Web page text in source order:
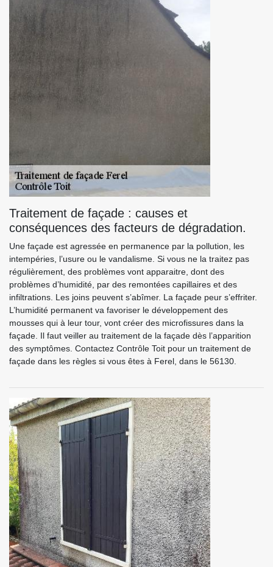
Traitement de façade : causes et
conséquences des facteurs de dégradation.
Une façade est agressée en permanence par la pollution, les
intempéries, l’usure ou le vandalisme. Si vous ne la traitez pas
régulièrement, des problèmes vont apparaitre, dont des
problèmes d’humidité, par des remontées capillaires et des
infiltrations. Les joins peuvent s’abîmer. La façade peur s’effriter.
L’humidité permanent va favoriser le développement des
mousses qui à leur tour, vont créer des microfissures dans la
façade. Il faut veiller au traitement de la façade dès l’apparition
des symptômes. Contactez Contrôle Toit pour un traitement de
façade dans les règles si vous êtes à Ferel, dans le 56130.